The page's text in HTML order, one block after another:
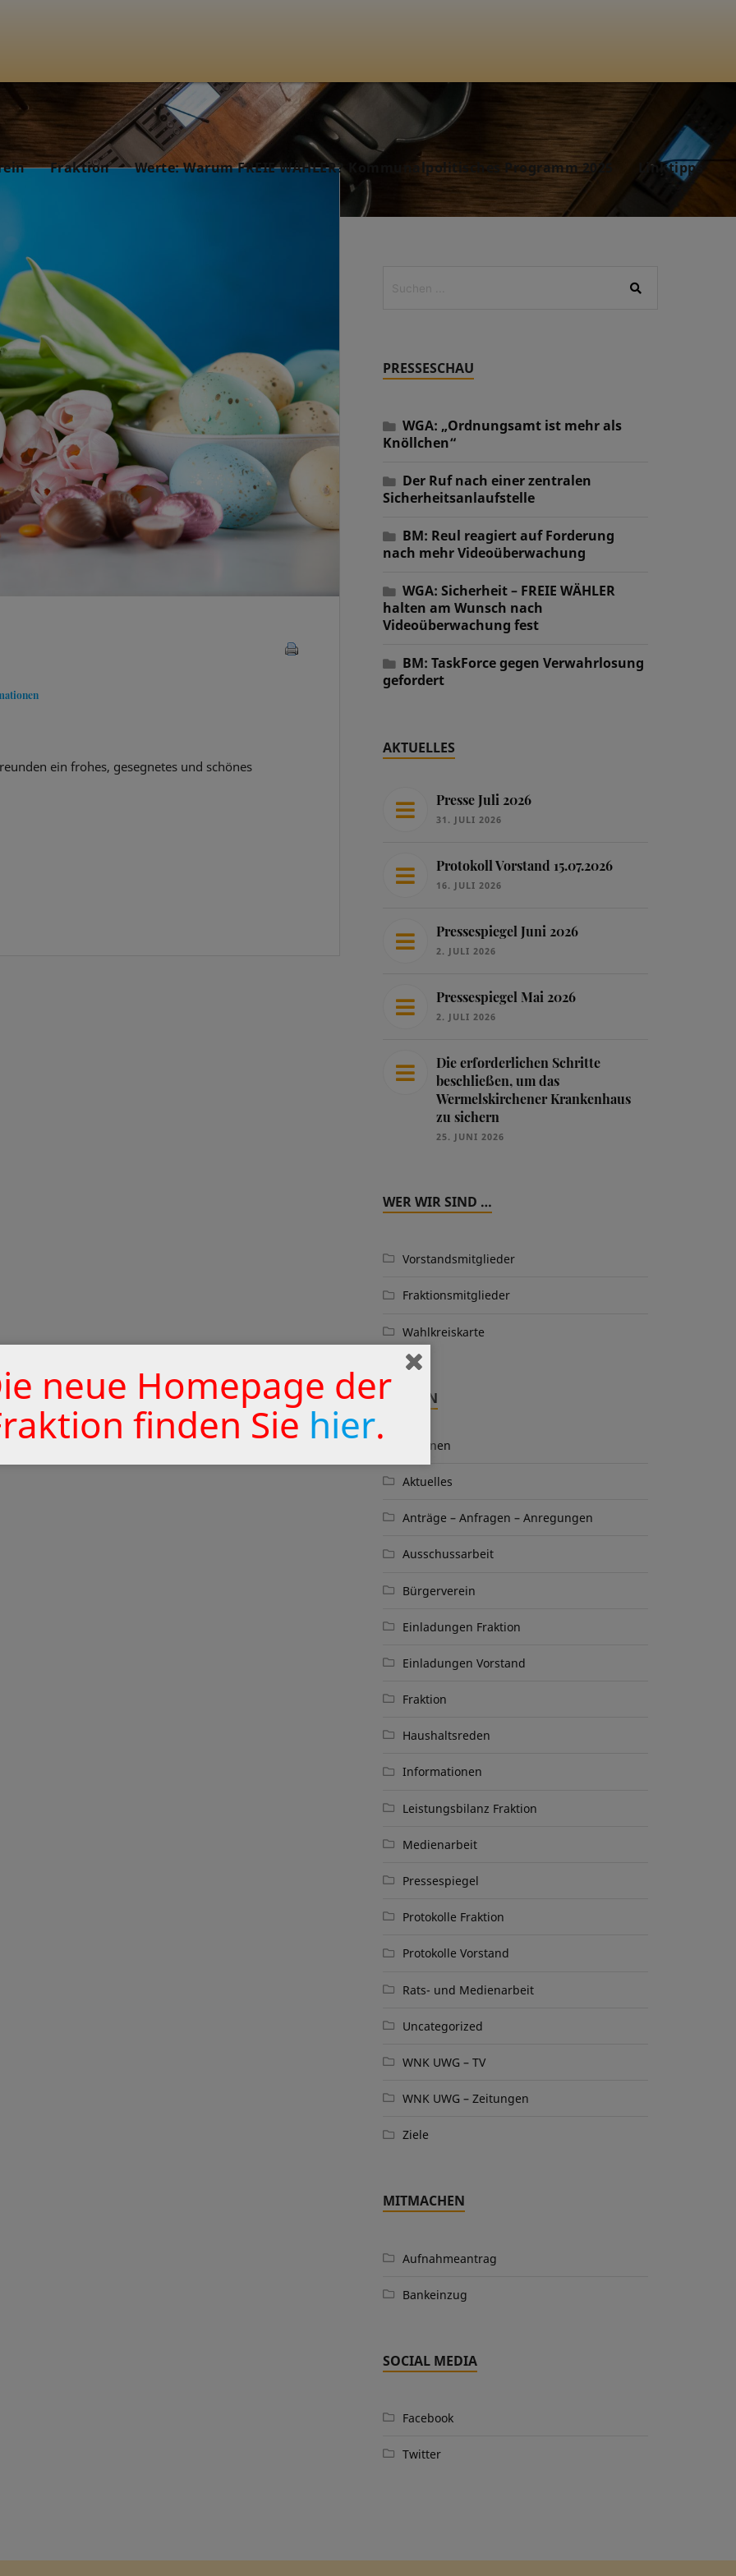
Fraktion Werte: Warum FREIE WÄHLER? Kommunalpolitisches Programm 2025 Linktipps
ein frohes, gesegnetes und schönes
PRESSESCHAU
WGA: „Ordnungsamt ist mehr als
Knöllchen“
Der Ruf nach einer zentralen
Sicherheitsanlaufstelle
BM: Reul reagiert auf Forderung
nach mehr Videoüberwachung
WGA: Sicherheit – FREIE WÄHLER
halten am Wunsch nach
Videoüberwachung fest
BM: TaskForce gegen Verwahrlosung
gefordert
AKTUELLES
Presse Juli 2026
31. JULI 2026
Protokoll Vorstand 15.07.2026
16. JULI 2026
Pressespiegel Juni 2026
2. JULI 2026
Pressespiegel Mai 2026
2. JULI 2026
Die erforderlichen Schritte
beschließen, um das
Wermelskirchener Krankenhaus
zu sichern
25. JUNI 2026
WER WIR SIND …
Vorstandsmitglieder
Fraktionsmitglieder
Wahlkreiskarte
THEMEN
Aktionen
Aktuelles
Anträge – Anfragen – Anregungen
Ausschussarbeit
Bürgerverein
Einladungen Fraktion
Einladungen Vorstand
Fraktion
Haushaltsreden
Informationen
Leistungsbilanz Fraktion
Medienarbeit
Pressespiegel
Protokolle Fraktion
Protokolle Vorstand
Rats- und Medienarbeit
Uncategorized
WNK UWG – TV
WNK UWG – Zeitungen
Ziele
MITMACHEN
Aufnahmeantrag
Bankeinzug
SOCIAL MEDIA
Facebook
Twitter
neue Homepage der
finden Sie hier.